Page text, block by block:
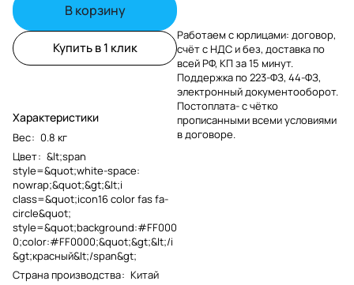
В корзину
Купить в 1 клик
Характеристики
Вес: 0.8 кг
Цвет: &lt;span
style=&quot;white-space:
nowrap;&quot;&gt;&lt;i
class=&quot;icon16 color fas fa-
circle&quot;
style=&quot;background:#FF000
0;color:#FF0000;&quot;&gt;&lt;/i
&gt;красный&lt;/span&gt;
Страна производства: Китай
Работаем с юрлицами: договор,
счёт с НДС и без, доставка по
всей РФ, КП за 15 минут.
Поддержка по 223-ФЗ, 44-ФЗ,
электронный документооборот.
Постоплата- с чётко
прописанными всеми условиями
в договоре.